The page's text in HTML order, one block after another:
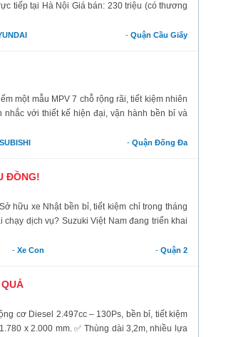
tiếp tại Hà Nội Giá bán: 230 triệu (có thương
- Quận Cầu Giấy
một mẫu MPV 7 chỗ rộng rãi, tiết kiệm nhiên
với thiết kế hiện đại, vận hành bền bỉ và
- Quận Đống Đa
ĐỒNG!
hữu xe Nhật bền bỉ, tiết kiệm chỉ trong tháng
dịch vụ? Suzuki Việt Nam đang triển khai
- Xe Con - Quận 2
cơ Diesel 2.497cc – 130Ps, bền bỉ, tiết kiệm
x 2.000 mm. ✅ Thùng dài 3,2m, nhiều lựa